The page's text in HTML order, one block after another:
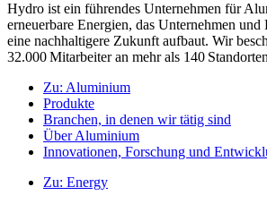
Hydro ist ein führendes Unternehmen für
erneuerbare Energien, das Unternehmen und
eine nachhaltigere Zukunft aufbaut. Wir
32.000 Mitarbeiter an mehr als 140
Zu: Aluminium
Produkte
Branchen, in denen wir tätig sind
Über Aluminium
Innovationen, Forschung und
Zu: Energy